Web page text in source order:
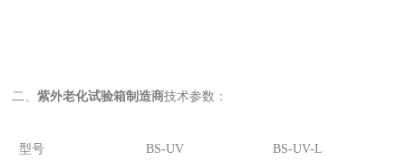
二、紫外老化试验箱制造商技术参数：
型号 BS-UV
BS-UV-L